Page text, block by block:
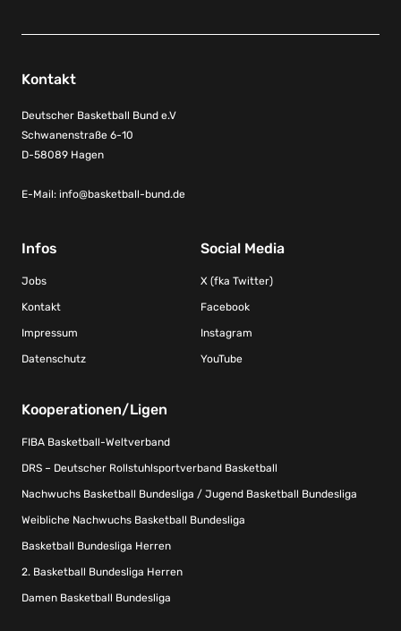
Kontakt
Deutscher Basketball Bund e.V
Schwanenstraße 6-10
D-58089 Hagen
E-Mail: info@basketball-bund.de
Infos
Jobs
Kontakt
Impressum
Datenschutz
Social Media
X (fka Twitter)
Facebook
Instagram
YouTube
Kooperationen/Ligen
FIBA Basketball-Weltverband
DRS – Deutscher Rollstuhlsportverband Basketball
Nachwuchs Basketball Bundesliga / Jugend Basketball Bundesliga
Weibliche Nachwuchs Basketball Bundesliga
Basketball Bundesliga Herren
2. Basketball Bundesliga Herren
Damen Basketball Bundesliga